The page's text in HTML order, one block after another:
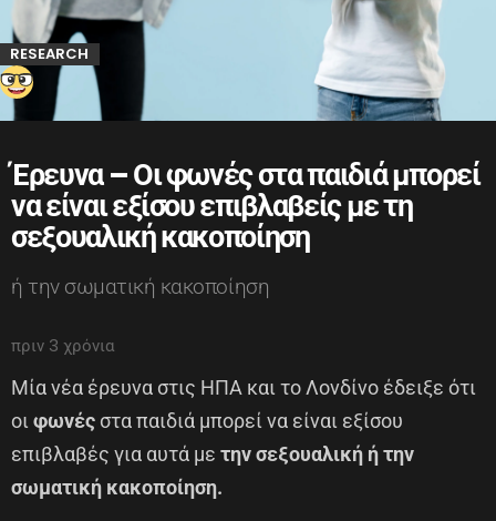
RESEARCH
Έρευνα – Οι φωνές στα παιδιά μπορεί
να είναι εξίσου επιβλαβείς με τη
σεξουαλική κακοποίηση
ή την σωματική κακοποίηση
πριν 3 χρόνια
Μία νέα έρευνα στις ΗΠΑ και το Λονδίνο έδειξε ότι
οι φωνές στα παιδιά μπορεί να είναι εξίσου
επιβλαβές για αυτά με την σεξουαλική ή την
σωματική κακοποίηση.